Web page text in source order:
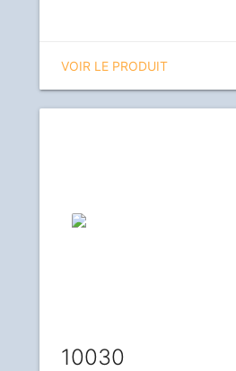
VOIR LE PRODUIT
10030